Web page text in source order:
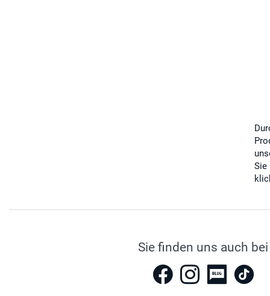
Sie
Sie finden uns auch bei